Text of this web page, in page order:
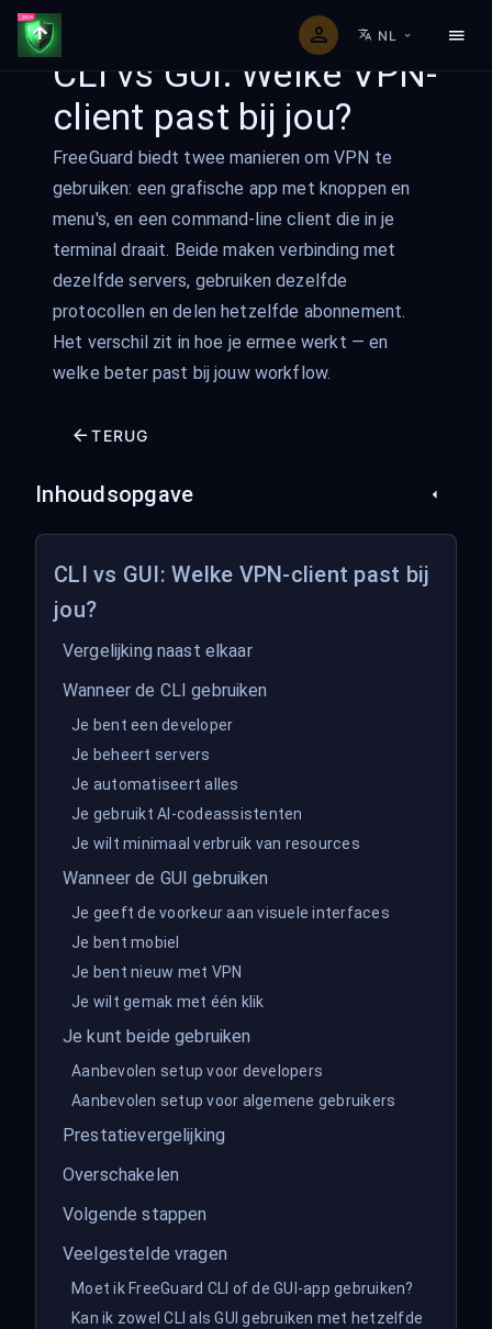
NL
CLI vs GUI: Welke VPN-
client past bij jou?
FreeGuard biedt twee manieren om VPN te
gebruiken: een grafische app met knoppen en
menu's, en een command-line client die in je
terminal draait. Beide maken verbinding met
dezelfde servers, gebruiken dezelfde
protocollen en delen hetzelfde abonnement.
Het verschil zit in hoe je ermee werkt — en
welke beter past bij jouw workflow.
TERUG
Inhoudsopgave
CLI vs GUI: Welke VPN-client past bij
jou?
Vergelijking naast elkaar
Wanneer de CLI gebruiken
Je bent een developer
Je beheert servers
Je automatiseert alles
Je gebruikt AI-codeassistenten
Je wilt minimaal verbruik van resources
Wanneer de GUI gebruiken
Je geeft de voorkeur aan visuele interfaces
Je bent mobiel
Je bent nieuw met VPN
Je wilt gemak met één klik
Je kunt beide gebruiken
Aanbevolen setup voor developers
Aanbevolen setup voor algemene gebruikers
Prestatievergelijking
Overschakelen
Volgende stappen
Veelgestelde vragen
Moet ik FreeGuard CLI of de GUI-app gebruiken?
Kan ik zowel CLI als GUI gebruiken met hetzelfde